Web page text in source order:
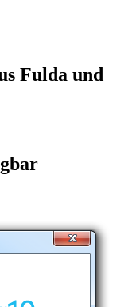
Fulda und